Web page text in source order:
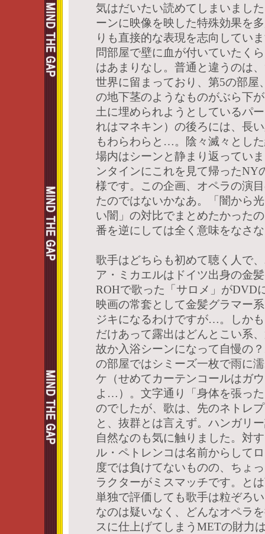
気はだいたい読めてしまいまし
ーンに映像を映した特殊効果を
りも直接的な表現を志向してい
問部屋で壁に血が付いていたく
はあまりなし。普通と違うのは
世界に留まっており、第5の部屋
の地下茎のようなものがぶら下
土に埋められようとしているパ
れはマネキン）の後ろには、長
もわらわらと…。陰々滅々とし
場内はシーンと静まり返ってい
ンタインにこれを見て帰ったNY
様です。この企画、オペラの演
たのではないかなあ。「闇から
い闇」の対比でまとめたかった
番を逆にしては全く意味をなさ
歌手はどちらも初めて聴く人で
ア・ミカエルはドイツ出身の金
ROHで歌った「サロメ」がDVD
映画の常套として金髪グラマー
ジキになるわけですが…。しか
だけあって露出はどんとこい系
故か入浴シーンになって自慢の
の部屋ではシミーズ一枚で雨に
ケ（せめてカーテンコールはガ
よ…）。文字通り「身体を張っ
のでしたが、歌は、先のネトレ
と、抜群とは言えず。ハンガリ
自然なのも気に触りました。対
ル・ペトレンコは名前からして
度では負けてないものの、ちょ
ラクターがミスマッチです。と
単独で評価しても歌手は粒ぞろ
なのは疑いなく、どんなオペラ
スに仕上げてしまうMETの財力